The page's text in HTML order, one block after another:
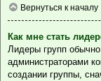
Вернуться к началу
Как мне стать
Лидеры групп
администраторами
создании группы,